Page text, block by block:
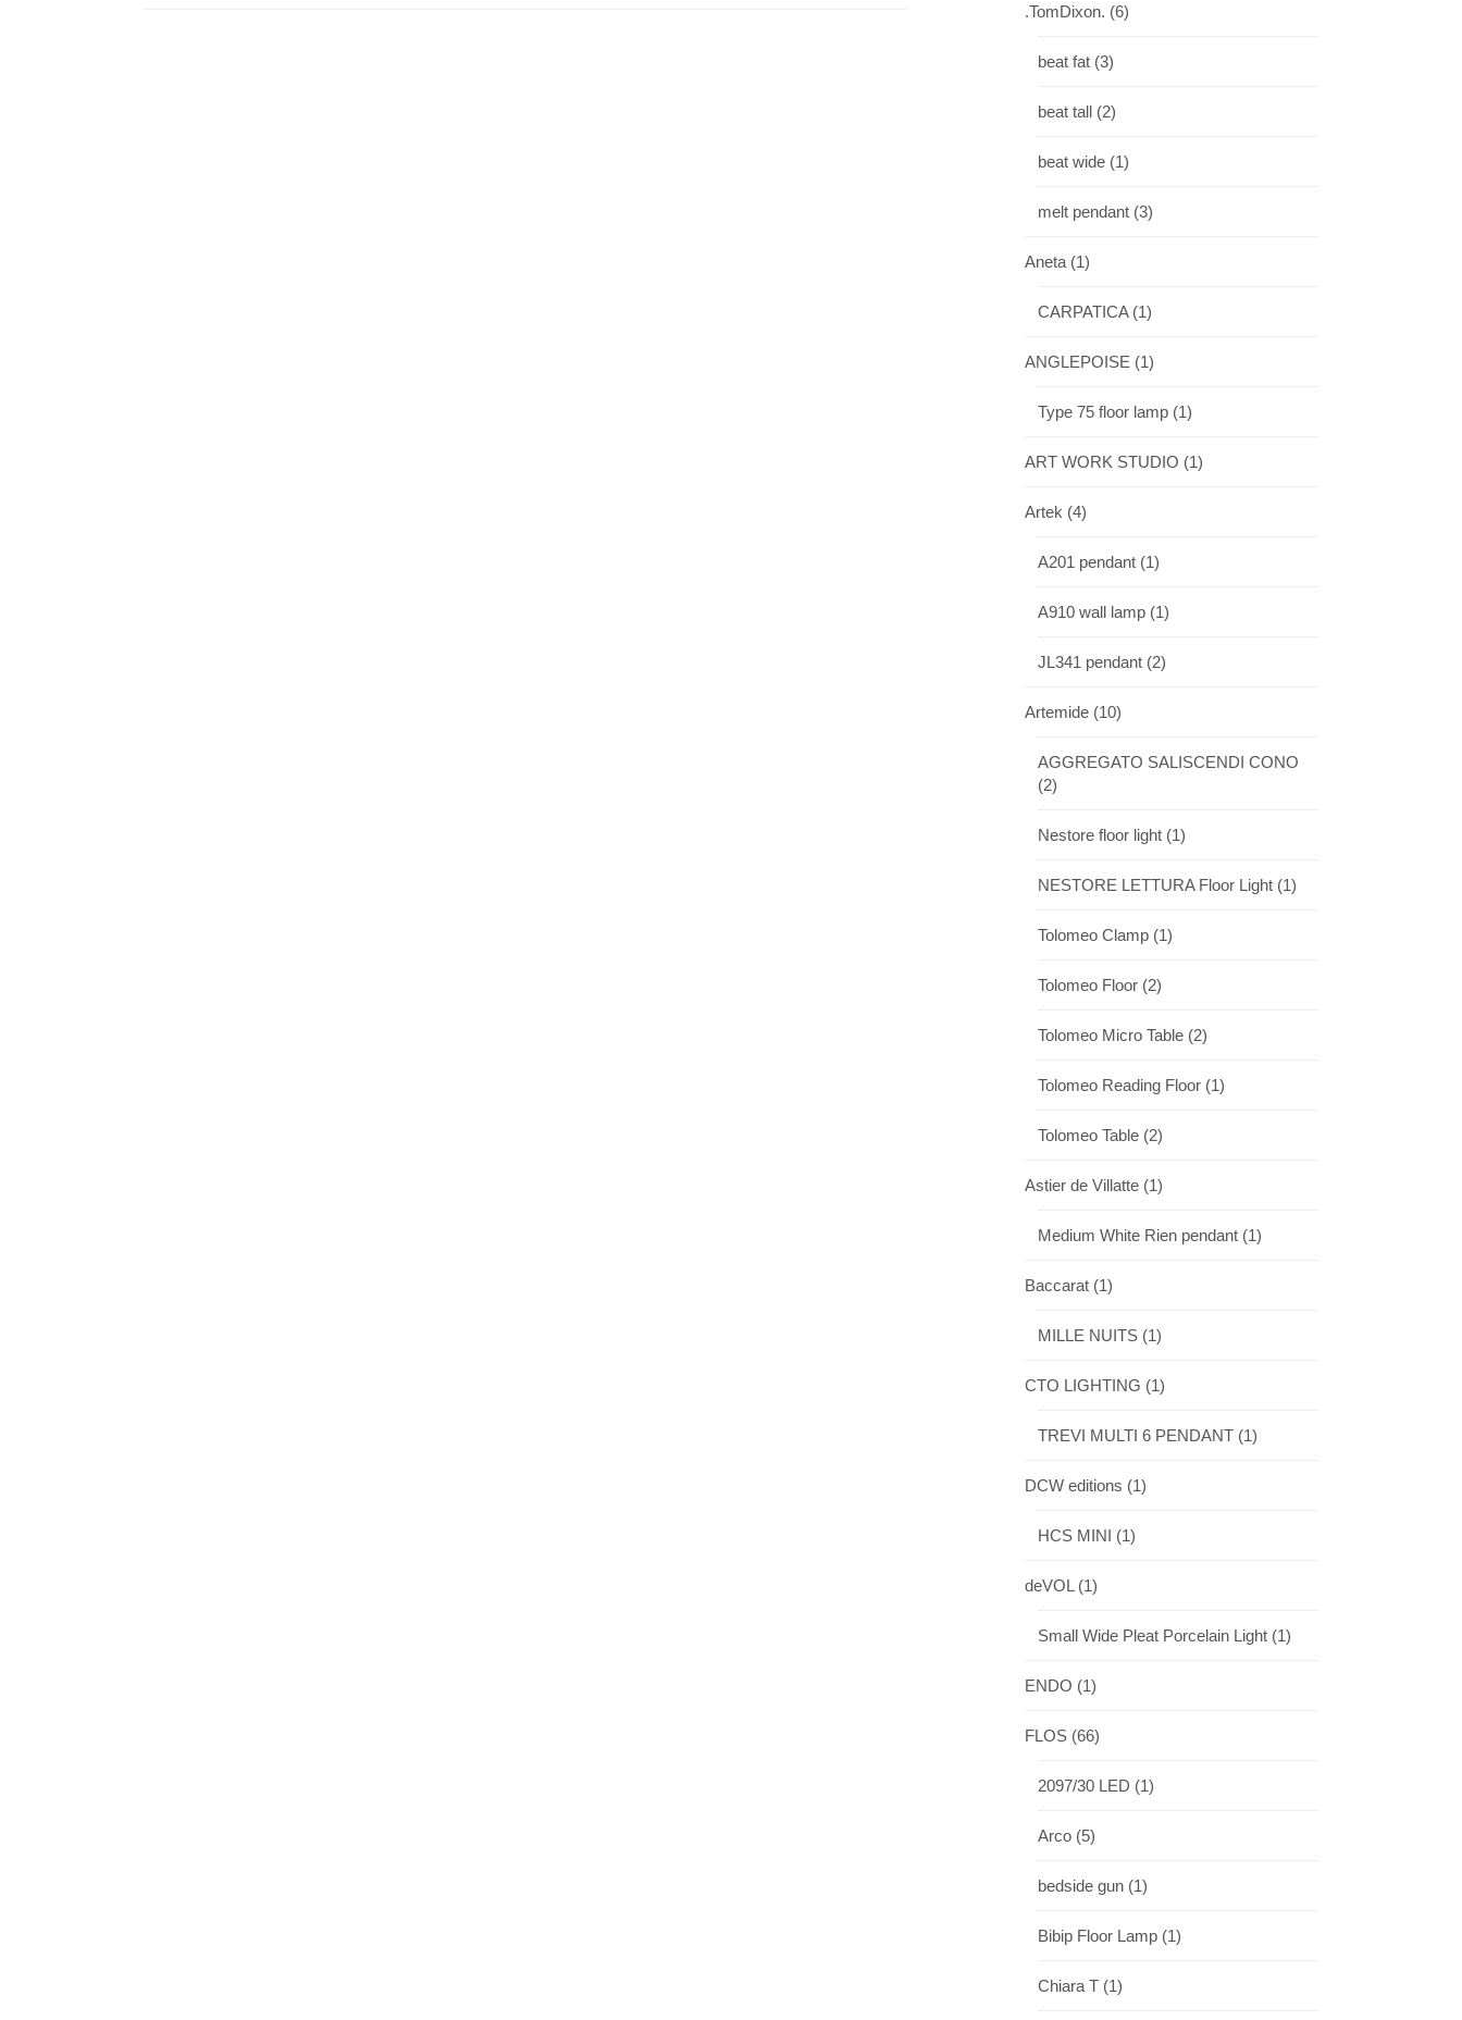
.TomDixon. (6)
beat fat (3)
beat tall (2)
beat wide (1)
melt pendant (3)
Aneta (1)
CARPATICA(1)
ANGLEPOISE (1)
Type 75 floor lamp (1)
ART WORK STUDIO (1)
Artek (4)
A201 pendant (1)
A910 wall lamp (1)
JL341 pendant (2)
Artemide (10)
AGGREGATO SALISCENDI CONO
(2)
Nestore floor light (1)
NESTORE LETTURA Floor Light (1)
Tolomeo Clamp (1)
Tolomeo Floor (2)
Tolomeo Micro Table (2)
Tolomeo Reading Floor (1)
Tolomeo Table (2)
Astier de Villatte (1)
Medium White Rien pendant (1)
Baccarat (1)
MILLE NUITS (1)
CTO LIGHTING (1)
TREVI MULTI 6 PENDANT (1)
DCW editions (1)
HCS MINI (1)
deVOL (1)
Small Wide Pleat Porcelain Light (1)
ENDO (1)
FLOS (66)
2097/30 LED (1)
Arco (5)
bedside gun (1)
Bibip Floor Lamp (1)
Chiara T (1)